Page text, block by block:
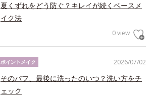
夏くずれをどう防ぐ？キレイが続くベースメ
イク法
0 view
2026/07/02
ポイントメイク
そのパフ、最後に洗ったのいつ？洗い方をチ
ェック